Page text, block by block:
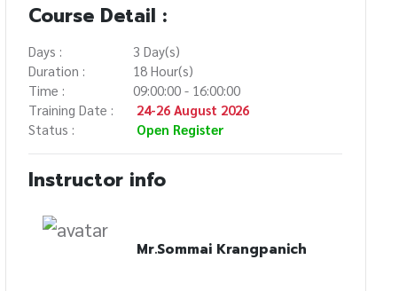
Course Detail :
Days :
3 Day(s)
Duration :
18 Hour(s)
Time :
09:00:00 - 16:00:00
Training Date :
24-26 August 2026
Status :
Open Register
Instructor info
Mr.Sommai Krangpanich